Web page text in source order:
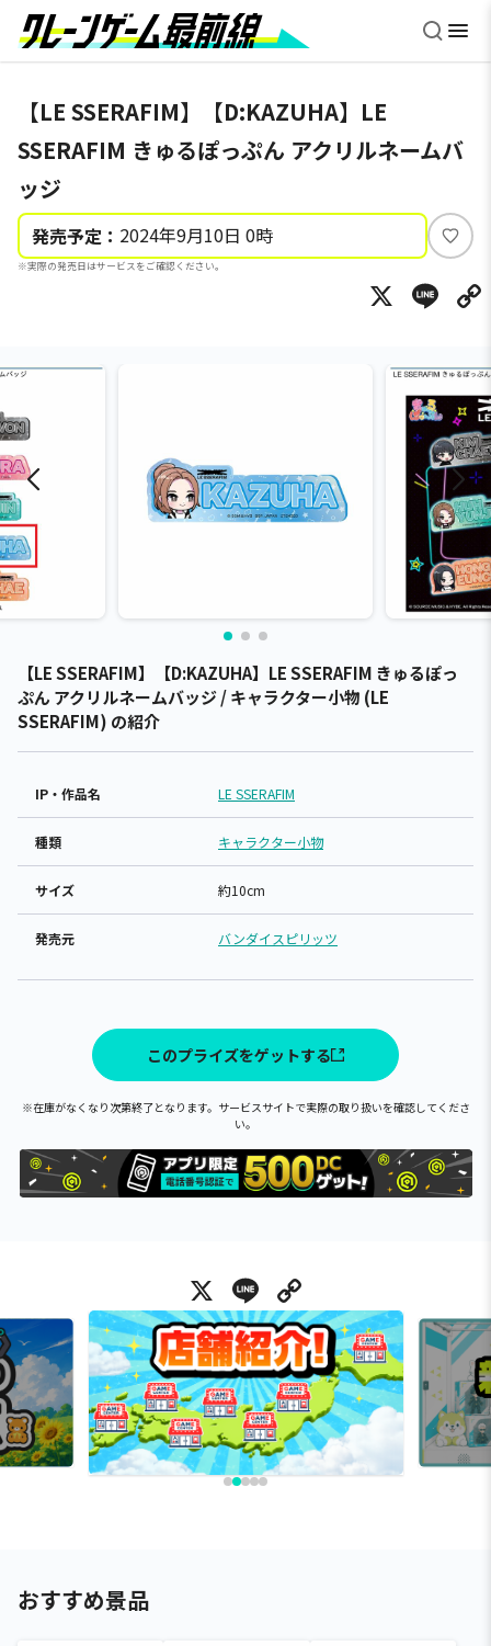
【LE SSERAFIM】【D:KAZUHA】LE
SSERAFIM きゅるぽっぷん アクリルネームバ
ッジ
発売予定： 2024年9月10日 0時
※実際の発売日はサービスをご確認ください。
い
ね
X
【LE SSERAFIM】【D:KAZUHA】LE SSERAFIM きゅるぽっ
ぷん アクリルネームバッジ / キャラクター小物 (LE
SSERAFIM) の紹介
IP・作品名 LE SSERAFIM
種類 キャラクター小物
サイズ 約10cm
発売元 バンダイスピリッツ
このプライズをゲットする
※在庫がなくなり次第終了となります。サービスサイトで実際の取り扱いを確認してくださ
い。
X Line
おすすめ景品